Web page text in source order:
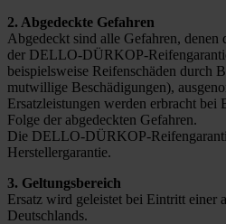
2. Abgedeckte Gefahren
Abgedeckt sind alle Gefahren,
der DELLO-DÜRKOP-
beispielsweise Reifenschäden durch
mutwillige Beschädigungen),
Ersatzleistungen werden erbracht bei
Folge der abgedeckten Gefahren.
Die DELLO-DÜRKOP-
Herstellergarantie.
3. Geltungsbereich
Ersatz wird geleistet bei Eintritt einer
Deutschlands.